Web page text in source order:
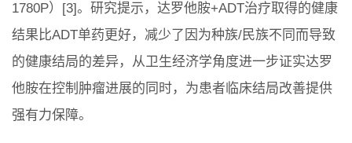
1780P）[3]。研究提示，达罗他胺+ADT治疗取得的健康
结果比ADT单药更好，减少了因为种族/民族不同而导致
的健康结局的差异，从卫生经济学角度进一步证实达罗
他胺在控制肿瘤进展的同时，为患者临床结局改善提供
强有力保障。